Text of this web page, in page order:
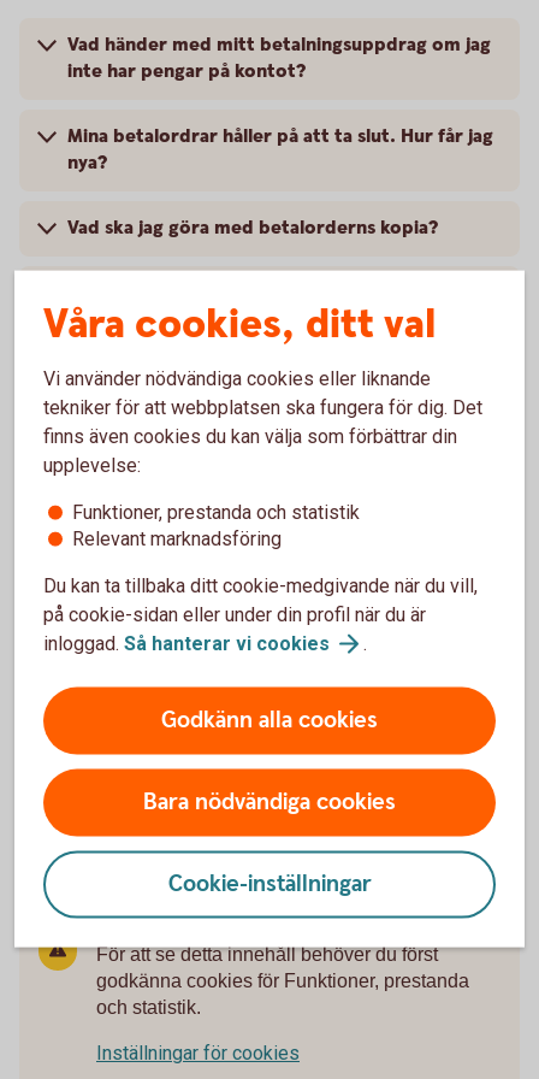
Vad händer med mitt betalningsuppdrag om jag
inte har pengar på kontot?
Mina betalordrar håller på att ta slut. Hur får jag
nya?
Vad ska jag göra med betalorderns kopia?
Betala räkningar och fakturor
Betala med autogiro
Betala med e-faktura
Girobetalning Kuverttjänst
För att se detta innehåll behöver du först
godkänna cookies för Funktioner, prestanda
och statistik.
Inställningar för cookies
Våra cookies, ditt val
Vi använder nödvändiga cookies eller liknande
tekniker för att webbplatsen ska fungera för dig. Det
finns även cookies du kan välja som förbättrar din
upplevelse:
Funktioner, prestanda och statistik
Relevant marknadsföring
Du kan ta tillbaka ditt cookie-medgivande när du vill,
på cookie-sidan eller under din profil när du är
inloggad. Så hanterar vi cookies .
Godkänn alla cookies
Bara nödvändiga cookies
Cookie-inställningar